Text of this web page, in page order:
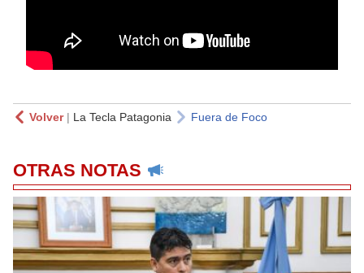
Volver| La Tecla Patagonia Fuera de Foco
OTRAS NOTAS